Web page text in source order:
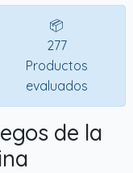
📦
277
Productos
evaluados
de la